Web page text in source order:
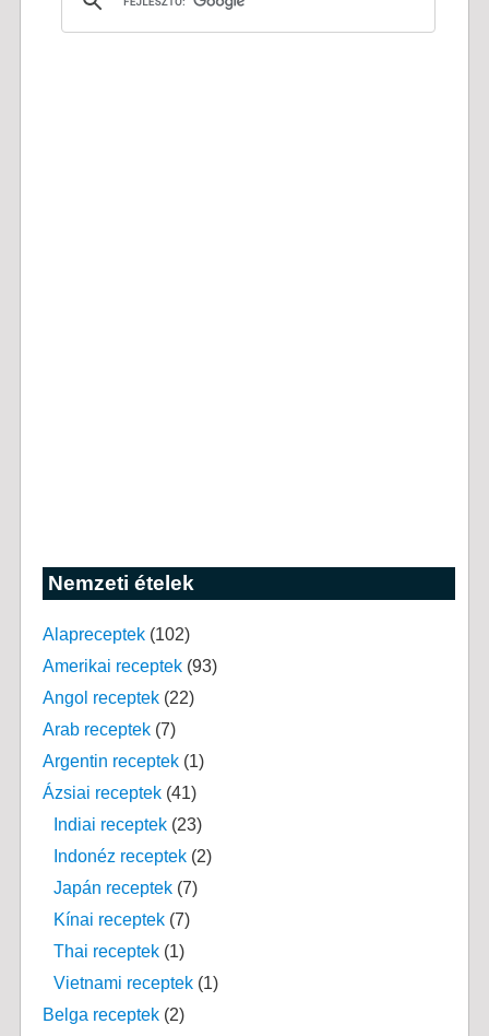
Nemzeti ételek
Alapreceptek(102)
Amerikai receptek(93)
Angol receptek(22)
Arab receptek(7)
Argentin receptek(1)
Ázsiai receptek(41)
Indiai receptek(23)
Indonéz receptek(2)
Japán receptek(7)
Kínai receptek(7)
Thai receptek(1)
Vietnami receptek(1)
Belga receptek(2)